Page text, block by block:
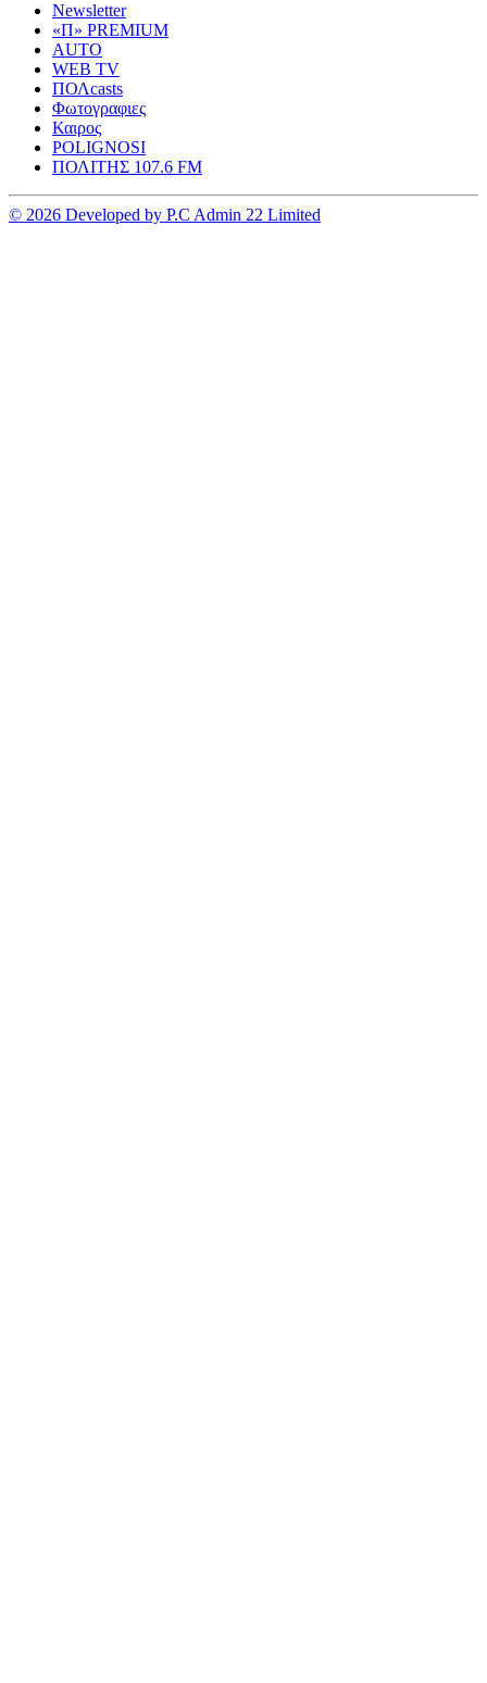
Newsletter
«Π» PREMIUM
AUTO
WEB TV
ΠΟΛcasts
Φωτογραφιες
Καιρος
POLIGNOSI
ΠΟΛΙΤΗΣ 107.6 FM
© 2026 Developed by P.C Admin 22 Limited